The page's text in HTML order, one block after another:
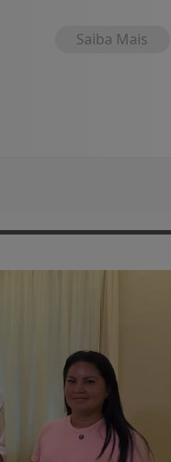
Saiba Mais